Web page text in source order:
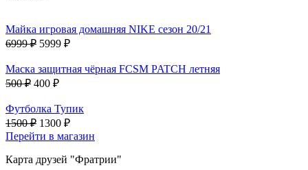
Майка игровая домашняя NIKE сезон 20/21
6999 ₽ 5999 ₽
Маска защитная чёрная FCSM PATCH летняя
500 ₽ 400 ₽
Футболка Тупик
1500 ₽ 1300 ₽
Перейти в магазин
Карта друзей "Фратрии"